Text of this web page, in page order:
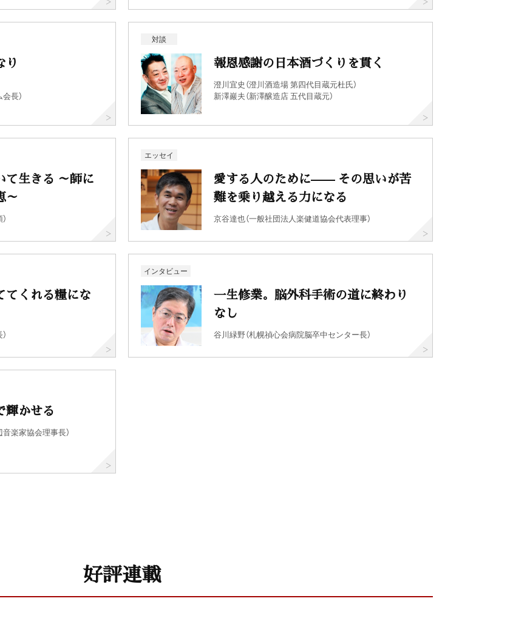
り
長）
対談
報恩感謝の日本酒づくりを貫く
澄川宜史（澄川酒造場 第四代目蔵元杜氏）
新澤巖夫（新澤醸造店 五代目蔵元）
て生きる ～師に
～
エッセイ
愛する人のために—— その思いが苦
難を乗り越える力になる
京谷達也（一般社団法人楽健道協会代表理事）
てくれる糧にな
インタビュー
一生修業。脳外科手術の道に終わり
なし
谷川緑野（札幌禎心会病院脳卒中センター長）
輝かせる
楽家協会理事長）
好評連載